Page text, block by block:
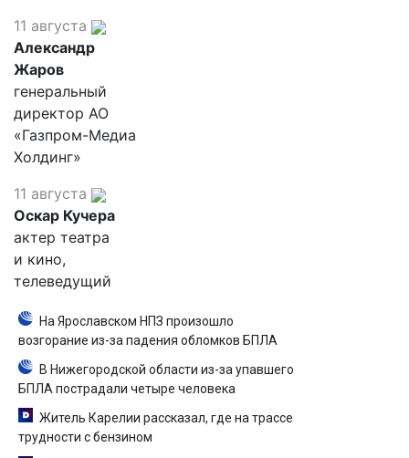
11 августа
Александр
Жаров
генеральный
директор АО
«Газпром-Медиа
Холдинг»
11 августа
Оскар Кучера
актер театра
и кино,
телеведущий
На Ярославском НПЗ произошло
возгорание из-за падения обломков БПЛА
В Нижегородской области из-за упавшего
БПЛА пострадали четыре человека
Житель Карелии рассказал, где на трассе
трудности с бензином